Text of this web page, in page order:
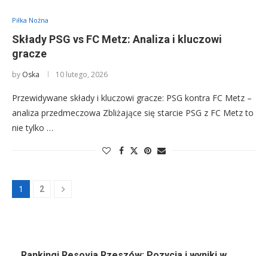
Piłka Nożna
Składy PSG vs FC Metz: Analiza i kluczowi
gracze
by Oska 10 lutego, 2026
Przewidywane składy i kluczowi gracze: PSG kontra FC Metz –
analiza przedmeczowa Zbliżające się starcie PSG z FC Metz to
nie tylko …
1 2